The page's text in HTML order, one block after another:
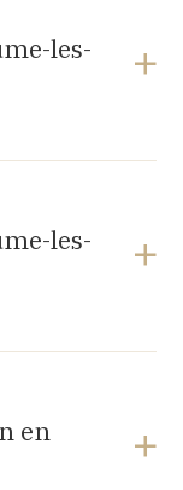
les-
LES-
les-
LES-
en